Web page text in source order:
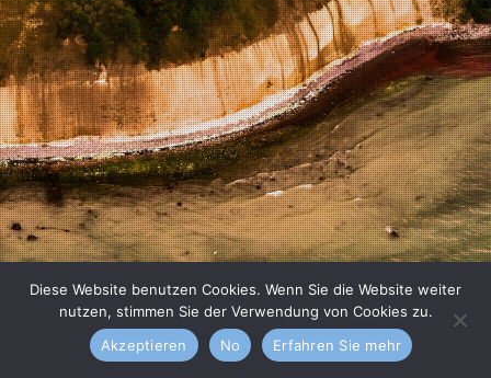
Diese Website benutzen Cookies. Wenn Sie die Website weiter
nutzen, stimmen Sie der Verwendung von Cookies zu.
Akzeptieren
No Erfahren Sie mehr